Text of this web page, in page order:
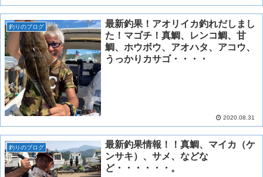
釣りのブログ
最新釣果！アオリイカ釣れだしまし
た！マゴチ！真鯛、レンコ鯛、甘
鯛、ホウボウ、アオハタ、アコウ、
うっかりカサゴ・・・・
2020.08.31
釣りのブログ
最新釣果情報！！真鯛、マイカ（ケ
ンサキ）、サメ、などな
ど・・・・・・。